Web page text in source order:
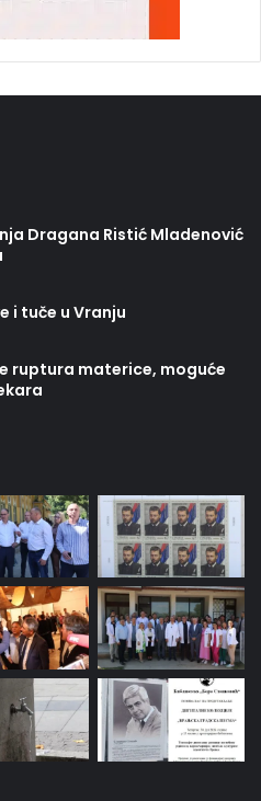
Dragana Ristić Mladenović
i tuče u Vranju
ruptura materice, moguće